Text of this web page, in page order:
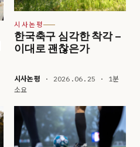
시사논평
한국축구 심각한 착각 –
이대로 괜찮은가
시사논평 · 2026.06.25 · 1분
소요